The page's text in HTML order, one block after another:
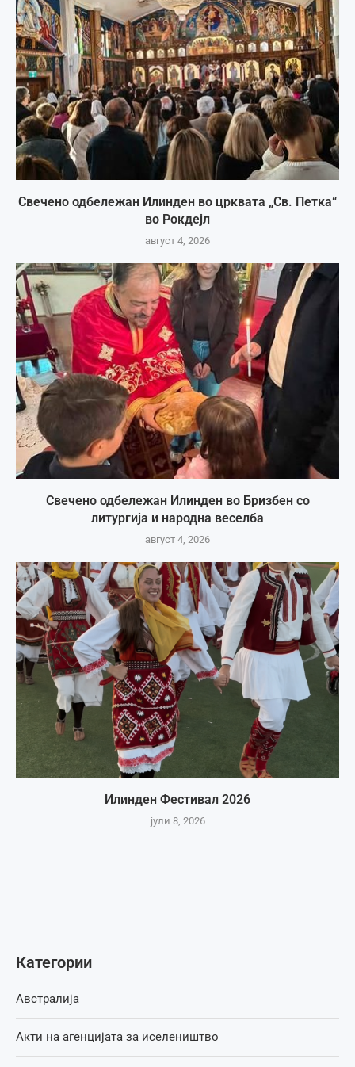
Свечено одбележан Илинден во црквата „Св. Петка“
во Рокдејл
август 4, 2026
Свечено одбележан Илинден во Бризбен со
литургија и народна веселба
август 4, 2026
Илинден Фестивал 2026
јули 8, 2026
Категории
Австралија
Акти на агенцијата за иселеништво